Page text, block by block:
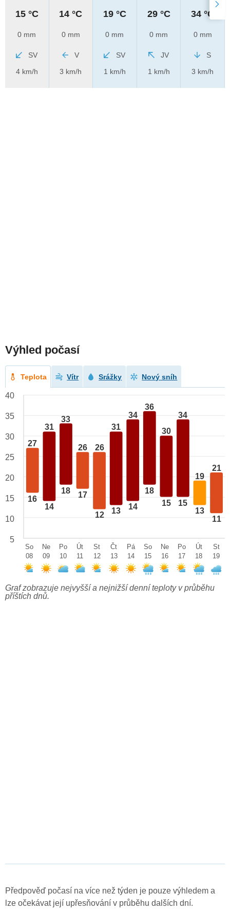
15 °C
0 mm
SV
4 km/h
14 °C
0 mm
V
3 km/h
19 °C
0 mm
SV
1 km/h
29 °C
0 mm
JV
1 km/h
34 °C
0 mm
S
3 km/h
Výhled počasí
Teplota Vítr Srážky Nový sníh
27
16
31
14
33
18
26
17
26
12
31
13
34
14
36
18
30
15
34
15
19
13
21
11
40
35
30
25
20
15
10
5
So
08
Ne
09
Po
10
Út
11
St
12
Čt
13
Pá
14
So
15
Ne
16
Po
17
Út
18
St
19
Graf zobrazuje nejvyšší a nejnižší denní teploty v průběhu
příštích dnů.
Předpověď počasí na více než týden je pouze výhledem a
lze očekávat její upřesňování v průběhu dalších dní.